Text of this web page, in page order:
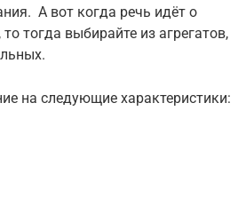
А вот когда речь идёт о
тогда выбирайте из агрегатов,
на следующие характеристики: